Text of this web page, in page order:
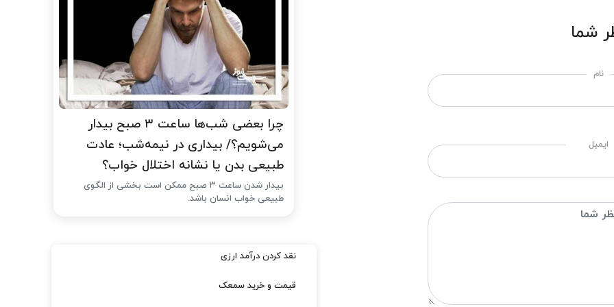
شما
نام
ایمیل
چرا بعضی شب‌ها ساعت ۳ صبح بیدار
می‌شویم؟/ بیداری در نیمه‌شب؛ عادت
طبیعی بدن یا نشانه اختلال خواب؟
بیدار شدن ساعت ۳ صبح ممکن است بخشی از الگوی
طبیعی خواب انسان باشد.
نقد کردن درآمد ارزی
قیمت و خرید سمعک